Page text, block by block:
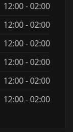
12:00 - 02:00
12:00 - 02:00
12:00 - 02:00
12:00 - 02:00
12:00 - 02:00
12:00 - 02:00